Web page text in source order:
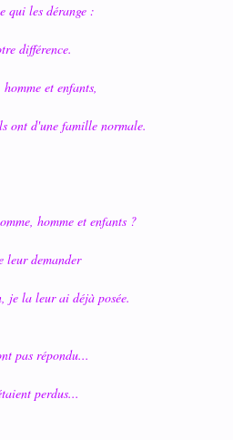
qui les dérange :
différence.
homme et enfants,
ont d'une famille normale.
homme et enfants ?
leur demander
je la leur ai déjà posée.
pas répondu...
perdus...